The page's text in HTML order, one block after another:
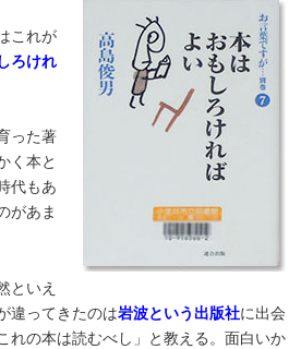
これが
ろけれ
った著
く本と
代もあ
があま
といえ
違ってきたのは岩波という出版社に出会
れの本は読むべし」と教える。面白いか